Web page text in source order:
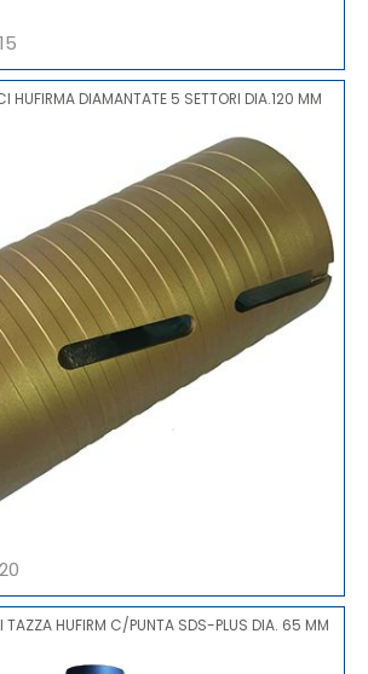
HUFIRMA DIAMANTATE 5 SETTORI DIA.120 MM
TAZZA HUFIRM C/PUNTA SDS-PLUS DIA. 65 MM